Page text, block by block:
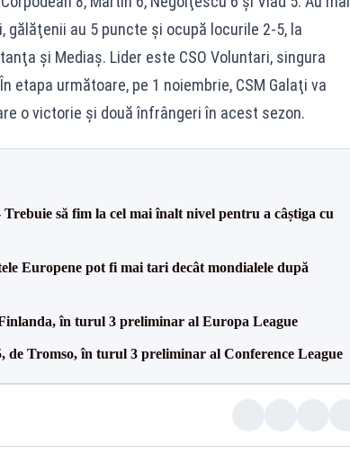
gălăţenii au 5 puncte şi ocupă locurile 2-5, la
şi Mediaş. Lider este CSO Voluntari, singura
etapa următoare, pe 1 noiembrie, CSM Galaţi va
o victorie şi două înfrângeri în acest sezon.
să fim la cel mai înalt nivel pentru a câștiga cu
Europene pot fi mai tari decât mondialele după
în turul 3 preliminar al Europa League
de Tromso, în turul 3 preliminar al Conference League